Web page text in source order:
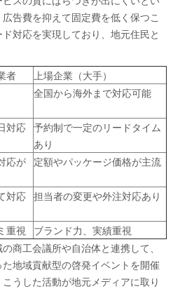
告費を抑えて固定費を低く保つこ
対応を実現しており、地元住民と
者
上場企業（大手）
全国から海外まで対応可能
対応 予約制で一定のリードタイム
あり
応が
定額やパッケージ価格が主流
対応 担当者の変更や外注対応あり
重視
ブランド力、実績重視
商工会議所や自治体と連携して、
地域貢献型の啓発イベントを開催
うした活動が地元メディアに取り